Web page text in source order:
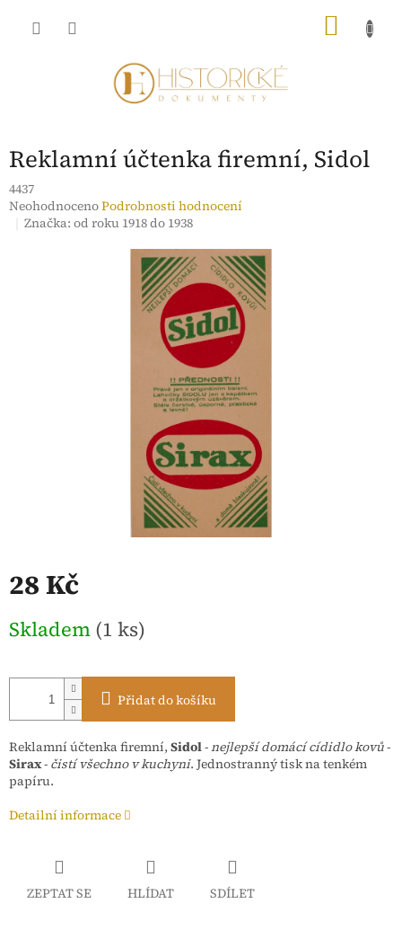
Reklamní účtenka firemní, Sidol
4437
Průměrné
hodnocení
NeohodnocenoPodrobnosti hodnocení
Značka:od roku 1918 do 1938
28 Kč
cena:
Skladem (1 ks)
Přidat do košíku
Reklamní účtenka firemní, Sidol-nejlepší domácí cídidlo kovů-
Sirax- čistí všechno v kuchyni. Jednostranný tisk na tenkém
papíru.
Detailní informace
ZEPTAT SE HLÍDAT SDÍLET